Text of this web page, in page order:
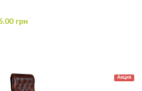
грн
Акция